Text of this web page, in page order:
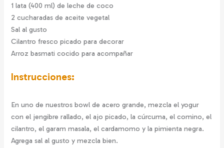
1 lata (400 ml) de leche de coco
2 cucharadas de aceite vegetal
Sal al gusto
Cilantro fresco picado para decorar
Arroz basmati cocido para acompañar
Instrucciones:
En uno de nuestros bowl de acero grande, mezcla el yogur
con el jengibre rallado, el ajo picado, la cúrcuma, el comino, el
cilantro, el garam masala, el cardamomo y la pimienta negra.
Agrega sal al gusto y mezcla bien.